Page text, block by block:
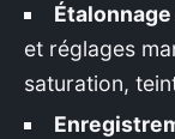
et réglages
saturation,